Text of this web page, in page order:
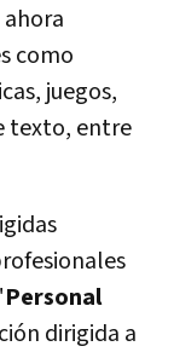
como
juegos,
texto, entre
Personal
dirigida a